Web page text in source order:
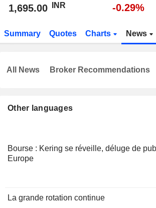
1,695.00 INR -0.29%
Summary Quotes Charts News
Other languages
Bourse : Kering se réveille, déluge de
Europe
La grande rotation continue
All News Broker Recommendations